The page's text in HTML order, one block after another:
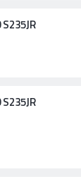
S235JR
S235JR